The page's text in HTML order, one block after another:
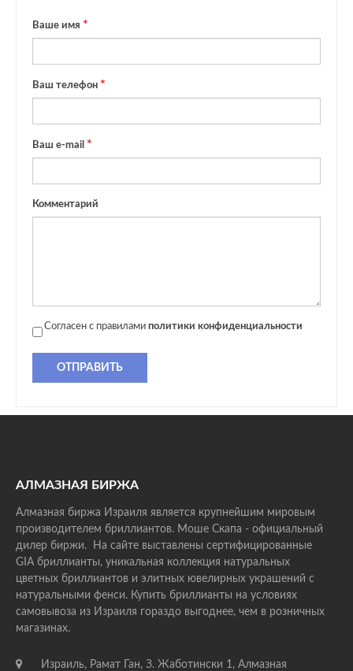
Ваше имя
Ваш телефон
Ваш e-mail
Комментарий
Согласен с правилами политики конфиденциальности
ОТПРАВИТЬ
АЛМАЗНАЯ БИРЖА
Алмазная биржа Израиля является крупнейшим мировым
производителем бриллиантов. Моше Скапа - официальный
дилер биржи. На сайте выставлены сертифицированные
GIA бриллианты, уникальная коллекция натуральных
цветных бриллиантов и элитных ювелирных украшений с
натуральными фенси. Купить бриллианты на условиях
самовывоза из Израиля гораздо выгоднее, чем в розничных
магазинах.
Израиль, Рамат Ган, З. Жаботински 1, Алмазная